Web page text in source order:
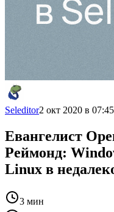
Seleditor2 окт 2020 в 07:45
Евангелист
Реймонд:
Linux в
3 мин